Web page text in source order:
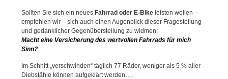
Sollten Sie sich ein neues Fahrrad oder E-Bike leisten wollen –
empfehlen wir – sich auch einen Augenblick dieser Fragestellung
und gedanklicher Gegenüberstellung zu widmen:
Macht eine Versicherung des wertvollen Fahrrads für mich
Sinn?
Im Schnitt „verschwinden“ täglich 77 Räder, weniger als 5 % aller
Diebstähle können aufgeklärt werden….